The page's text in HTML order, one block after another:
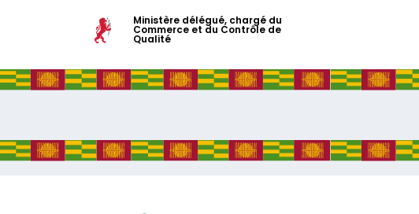
Ministère délégué, chargé du
Commerce et du Contrôle de
Qualité